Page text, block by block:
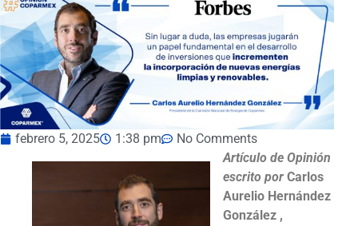
febrero 5, 2025 1:38 pm
No Comments
Artículo de Opinión
escrito por Carlos
Aurelio Hernández
González ,